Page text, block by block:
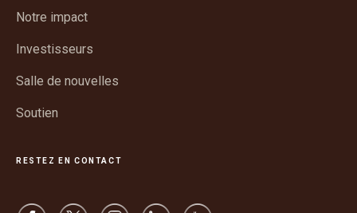
Notre impact
Investisseurs
Salle de nouvelles
Soutien
RESTEZ EN CONTACT